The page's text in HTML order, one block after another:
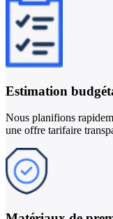
Estimation
Nous planifions
une offre tarifaire